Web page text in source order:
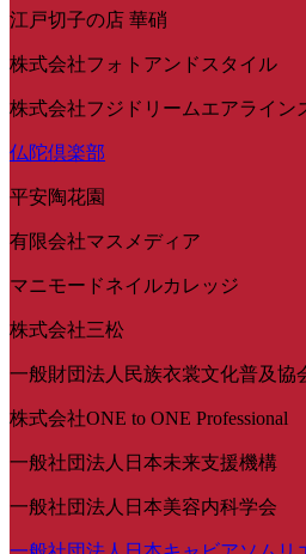
江戸切子の店 華硝
株式会社フォトアンドスタイル
株式会社フジドリームエアライン
仏陀倶楽部
平安陶花園
有限会社マスメディア
マニモードネイルカレッジ
株式会社三松
一般財団法人民族衣裳文化普及協
株式会社ONE to ONE Professional
一般社団法人日本未来支援機構
一般社団法人日本美容内科学会